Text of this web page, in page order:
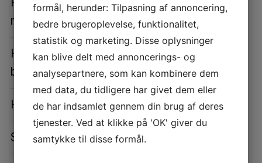
medicin?
›
Hvordan forbereder jeg mig til en
behandling?
Hvor mange behandlinger behøver jeg? ›
Skal jeg tage noget med?
formål, herunder: Tilpasning af annoncering,
bedre brugeroplevelse, funktionalitet,
statistik og marketing. Disse oplysninger
kan blive delt med annoncerings- og
analysepartnere, som kan kombinere dem
med data, du tidligere har givet dem eller
de har indsamlet gennem din brug af deres
tjenester. Ved at klikke på 'OK' giver du
samtykke til disse formål.